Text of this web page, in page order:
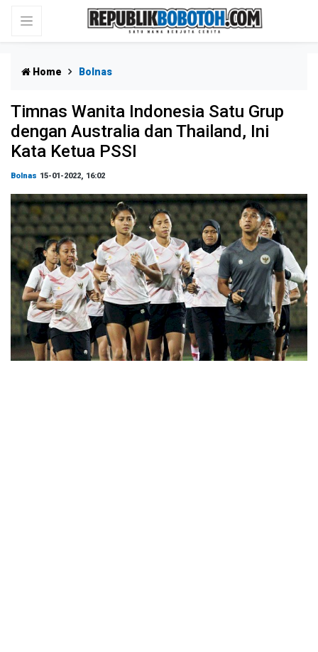
Home Bolnas
Timnas Wanita Indonesia Satu Grup
dengan Australia dan Thailand, Ini
Kata Ketua PSSI
Bolnas 15-01-2022, 16:02